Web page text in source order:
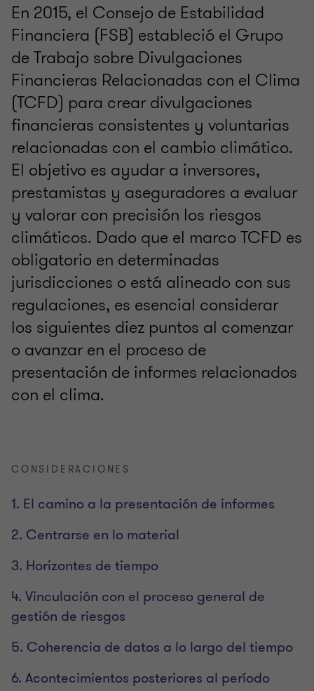
En 2015, el Consejo de Estabilidad
Financiera (FSB) estableció el Grupo
de Trabajo sobre Divulgaciones
Financieras Relacionadas con el Clima
(TCFD) para crear divulgaciones
financieras consistentes y voluntarias
relacionadas con el cambio climático.
El objetivo es ayudar a inversores,
prestamistas y aseguradores a evaluar
y valorar con precisión los riesgos
climáticos. Dado que el marco TCFD es
obligatorio en determinadas
jurisdicciones o está alineado con sus
regulaciones, es esencial considerar
los siguientes diez puntos al comenzar
o avanzar en el proceso de
presentación de informes relacionados
con el clima.
CONSIDERACIONES
1. El camino a la presentación de informes
2. Centrarse en lo material
3. Horizontes de tiempo
4. Vinculación con el proceso general de
gestión de riesgos
5. Coherencia de datos a lo largo del tiempo
6. Acontecimientos posteriores al período